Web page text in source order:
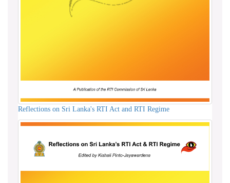
Reflections on Sri Lanka's RTI Act and RTI Regime